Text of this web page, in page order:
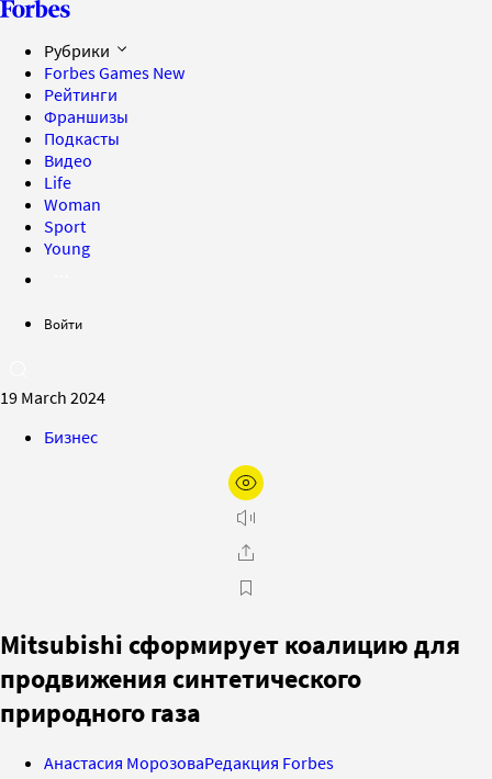
Рубрики
Forbes Games New
Рейтинги
Франшизы
Подкасты
Видео
Life
Woman
Sport
Young
Войти
19 March 2024
Бизнес
Mitsubishi сформирует коалицию для
продвижения синтетического
природного газа
Анастасия МорозоваРедакция Forbes